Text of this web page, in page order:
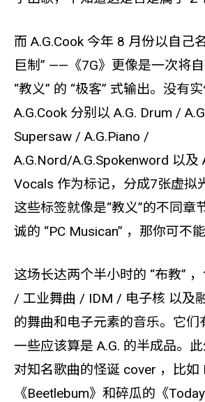
而 A.G.Cook 今年 8 月份以自己
巨制” ——《7G》更像是一次将
“教义” 的 “极客” 式输出。没有实
A.G.Cook 分别以 A.G. Drum /
Supersaw / A.G.Piano /
A.G.Nord/A.G.Spokenword 以及
Vocals 作为标记，分成7张虚拟
这些标签就像是“教义”的不同章
诚的 “PC Musican” ，那你可不能
这场长达两个半小时的 “布教”
/ 工业舞曲 / IDM / 电子核 以及
的舞曲和电子元素的音乐。它们
一些应该算是 A.G. 的半成品。
对知名歌曲的怪诞 cover ，比如
《Beetlebum》和碎瓜的《